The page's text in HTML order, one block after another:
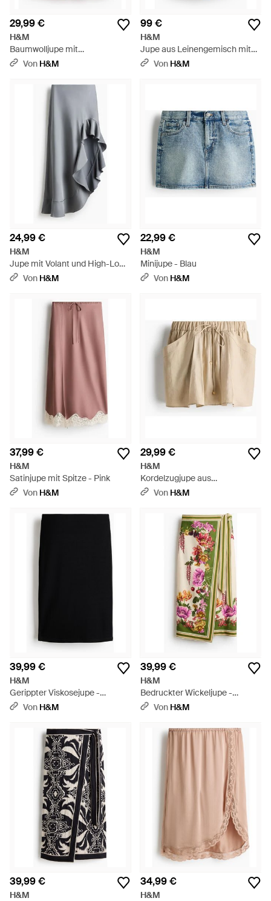
29,99 €
H&M
Baumwolljupe mit
Spitzenborten - Rot
Von H&M
99 €
H&M
Jupe aus Leinengemisch mit
Godetfalten - Mehrfarbig
Von H&M
24,99 €
H&M
Jupe mit Volant und High-Low-
Saum - Grau
Von H&M
22,99 €
H&M
Minijupe - Blau
Von H&M
37,99 €
H&M
Satinjupe mit Spitze - Pink
Von H&M
29,99 €
H&M
Kordelzugjupe aus
Lyocellgemisch - Natur
Von H&M
39,99 €
H&M
Gerippter Viskosejupe -
Schwarz
Von H&M
39,99 €
H&M
Bedruckter Wickeljupe -
Mehrfarbig
Von H&M
39,99 €
H&M
34,99 €
H&M